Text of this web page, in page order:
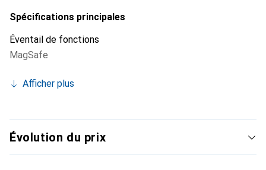
Spécifications principales
Éventail de fonctions
MagSafe
Afficher plus
Évolution du prix